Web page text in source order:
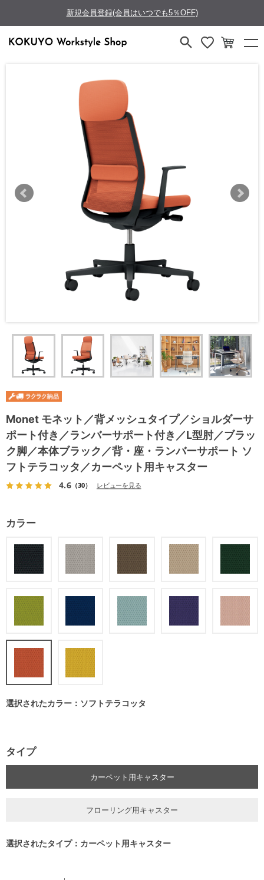
新規会員登録(会員はいつでも5％OFF)
Monet モネット／背メッシュタイプ／ショルダーサ
ポート付き／ランバーサポート付き／L型肘／ブラッ
ク脚／本体ブラック／背・座・ランバーサポート ソ
フトテラコッタ／カーペット用キャスター
4.6（30） レビューを見る
カラー
選択されたカラー：ソフトテラコッタ
タイプ
カーペット用キャスター
フローリング用キャスター
選択されたタイプ：カーペット用キャスター